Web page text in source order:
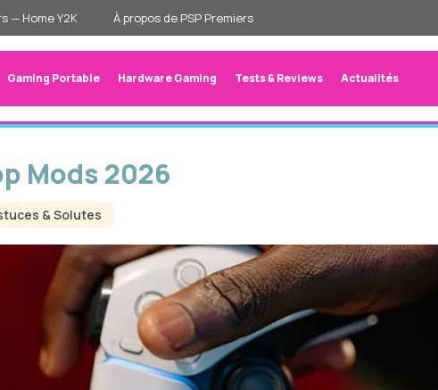
— Home Y2K À propos de PSP Premiers
Gaming Portable Hardware Gaming Tests & Reviews Actualités
& Solutes
Mods 2026